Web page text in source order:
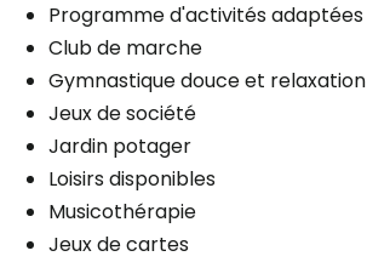
Programme d'activités adaptées
Club de marche
Gymnastique douce et relaxation
Jeux de société
Jardin potager
Loisirs disponibles
Musicothérapie
Jeux de cartes